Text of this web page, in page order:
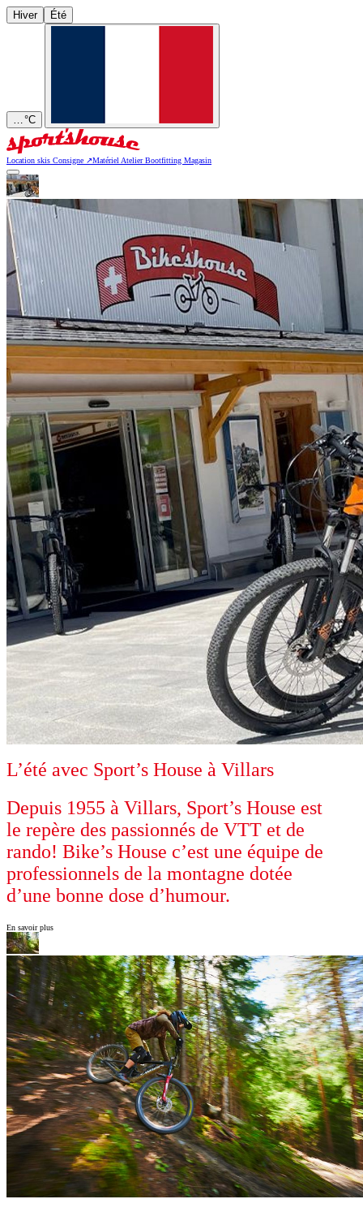
Hiver Été
…°C
Location skis Consigne ↗Matériel AtelierBootfitting Magasin
L’été avec Sport’s House à Villars
Depuis 1955 à Villars, Sport’s House est
le repère des passionnés de VTT et de
rando! Bike’s House c’est une équipe de
professionnels de la montagne dotée
d’une bonne dose d’humour.
En savoir plus